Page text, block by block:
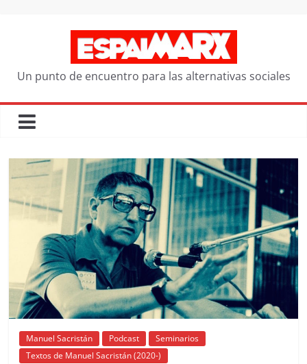
Un punto de encuentro para las alternativas sociales
Manuel Sacristán Podcast
Seminarios
Textos de Manuel Sacristán (2020-)